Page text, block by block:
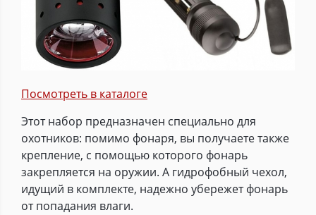
Посмотреть в каталоге
Этот набор предназначен специально для
охотников: помимо фонаря, вы получаете также
крепление, с помощью которого фонарь
закрепляется на оружии. А гидрофобный чехол,
идущий в комплекте, надежно убережет фонарь
от попадания влаги.